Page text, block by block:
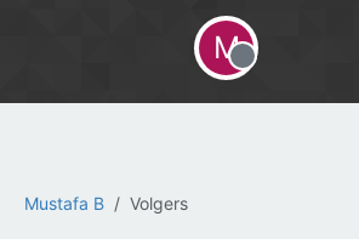
Mustafa B Volgers
M
Offline